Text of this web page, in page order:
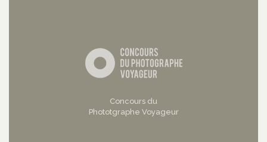
Concours du
Phototgraphe Voyageur